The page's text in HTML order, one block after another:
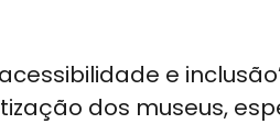
e
dos museus,